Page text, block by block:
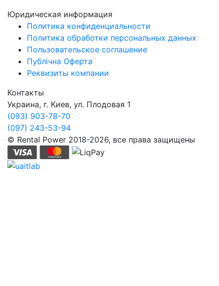
Юридическая информация
Политика конфиденциальности
Политика обработки персональных данных
Пользовательское соглашение
Публічна Оферта
Реквизиты компании
Контакты
Украина, г. Киев, ул. Плодовая 1
(093) 903-78-70
(097) 243-53-94
© Rental Power 2018-2026, все права защищены